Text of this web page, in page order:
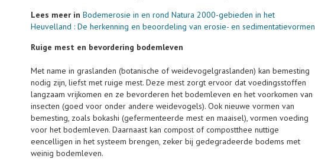
Lees meer in Bodemerosie in en rond Natura 2000-gebieden in het
Heuvelland : De herkenning en beoordeling van erosie- en sedimentatievormen
Ruige mest en bevordering bodemleven
Met name in graslanden (botanische of weidevogelgraslanden) kan bemesting
nodig zijn, liefst met ruige mest. Deze mest zorgt ervoor dat voedingsstoffen
langzaam vrijkomen en ze bevorderen het bodemleven en het voorkomen van
insecten (goed voor onder andere weidevogels). Ook nieuwe vormen van
bemesting, zoals bokashi (gefermenteerde mest en maaisel), vormen voeding
voor het bodemleven. Daarnaast kan compost of compostthee nuttige
eencelligen in het systeem brengen, zeker bij gedegradeerde bodems met
weinig bodemleven.